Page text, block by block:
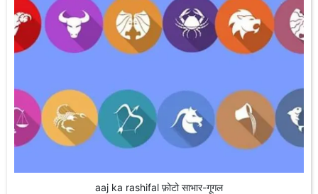
aaj ka rashifal फ़ोटो साभार-गूगल